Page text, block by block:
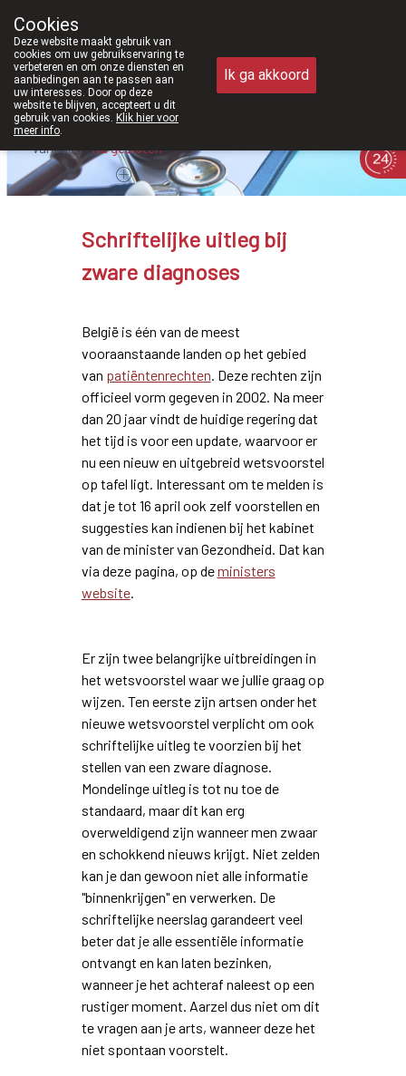
011/610300
Vandaag Nugesloten
Schriftelijke uitleg bij
zware diagnoses
België is één van de meest
vooraanstaande landen op het gebied
van patiëntenrechten. Deze rechten zijn
officieel vorm gegeven in 2002. Na meer
dan 20 jaar vindt de huidige regering dat
het tijd is voor een update, waarvoor er
nu een nieuw en uitgebreid wetsvoorstel
op tafel ligt. Interessant om te melden is
dat je tot 16 april ook zelf voorstellen en
suggesties kan indienen bij het kabinet
van de minister van Gezondheid. Dat kan
via deze pagina, op deministers
website.
Er zijn twee belangrijke uitbreidingen in
het wetsvoorstel waar we jullie graag op
wijzen. Ten eerste zijn artsen onder het
nieuwe wetsvoorstel verplicht om ook
schriftelijke uitleg te voorzien bij het
stellen van een zware diagnose.
Mondelinge uitleg is tot nu toe de
standaard, maar dit kan erg
overweldigend zijn wanneer men zwaar
en schokkend nieuws krijgt. Niet zelden
kan je dan gewoon niet alle informatie
"binnenkrijgen" en verwerken. De
schriftelijke neerslag garandeert veel
beter dat je alle essentiële informatie
ontvangt en kan laten bezinken,
wanneer je het achteraf naleest op een
rustiger moment. Aarzel dus niet om dit
te vragen aan je arts, wanneer deze het
niet spontaan voorstelt.
Cookies
Deze website maakt gebruik van
cookies om uw gebruikservaring te
verbeteren en om onze diensten en
aanbiedingen aan te passen aan
uw interesses. Door op deze
website te blijven, accepteert u dit
gebruik van cookies. Klik hier voor
meer info.
Ik ga akkoord